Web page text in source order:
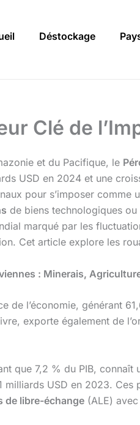
Déstockage
Clé de
et du Pacifique, le
USD en 2024 et une
pour s’imposer comme
de biens technologiques
marqué par les
Cet article explore les
: Minerais,
de l’économie, générant
exporte également de
que 7,2 % du PIB, connaît
milliards USD en 2023.
de libre-échange (ALE)